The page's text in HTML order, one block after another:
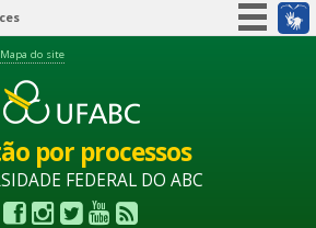
Information access
Legislation
Mapa do site
por processos
FEDERAL DO ABC